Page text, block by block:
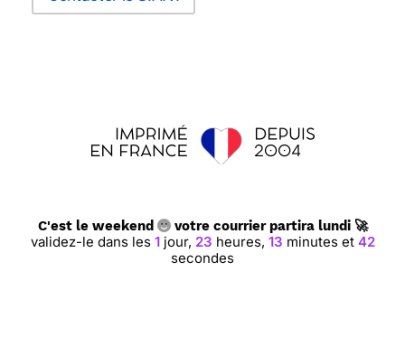
C'est le weekend votre courrier partira lundi 🚀
validez-le dans les 1jour, 23 heures, 13 minutes et 42
secondes